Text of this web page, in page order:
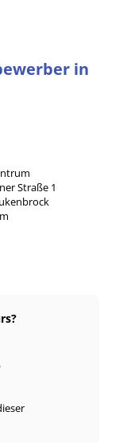
in
Straße 1